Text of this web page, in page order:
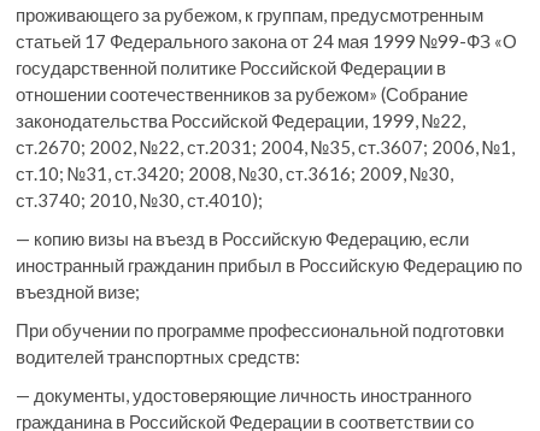
проживающего за рубежом, к группам, предусмотренным
статьей 17 Федерального закона от 24 мая 1999 №99-ФЗ «О
государственной политике Российской Федерации в
отношении соотечественников за рубежом» (Собрание
законодательства Российской Федерации, 1999, №22,
ст.2670; 2002, №22, ст.2031; 2004, №35, ст.3607; 2006, №1,
ст.10; №31, ст.3420; 2008, №30, ст.3616; 2009, №30,
ст.3740; 2010, №30, ст.4010);
— копию визы на въезд в Российскую Федерацию, если
иностранный гражданин прибыл в Российскую Федерацию по
въездной визе;
При обучении по программе профессиональной подготовки
водителей транспортных средств:
— документы, удостоверяющие личность иностранного
гражданина в Российской Федерации в соответствии со